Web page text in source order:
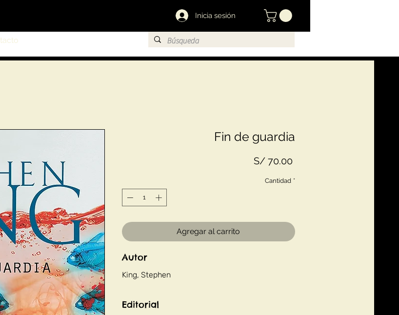
Inicia sesión
Fin de guardia
S/ 70.00Precio
Cantidad *
Agregar al carrito
Autor
King, Stephen
Editorial